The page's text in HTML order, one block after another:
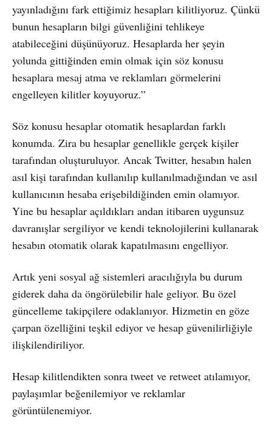
yayınladığını fark ettiğimiz hesapları kilitliyoruz. Çünkü
bunun hesapların bilgi güvenliğini tehlikeye
atabileceğini düşünüyoruz. Hesaplarda her şeyin
yolunda gittiğinden emin olmak için söz konusu
hesaplara mesaj atma ve reklamları görmelerini
engelleyen kilitler koyuyoruz.”
Söz konusu hesaplar otomatik hesaplardan farklı
konumda. Zira bu hesaplar genellikle gerçek kişiler
tarafından oluşturuluyor. Ancak Twitter, hesabın halen
asıl kişi tarafından kullanılıp kullanılmadığından ve asıl
kullanıcının hesaba erişebildiğinden emin olamıyor.
Yine bu hesaplar açıldıkları andan itibaren uygunsuz
davranışlar sergiliyor ve kendi teknolojilerini kullanarak
hesabın otomatik olarak kapatılmasını engelliyor.
Artık yeni sosyal ağ sistemleri aracılığıyla bu durum
giderek daha da öngörülebilir hale geliyor. Bu özel
güncelleme takipçilere odaklanıyor. Hizmetin en göze
çarpan özelliğini teşkil ediyor ve hesap güvenilirliğiyle
ilişkilendiriliyor.
Hesap kilitlendikten sonra tweet ve retweet atılamıyor,
paylaşımlar beğenilemiyor ve reklamlar
görüntülenemiyor.